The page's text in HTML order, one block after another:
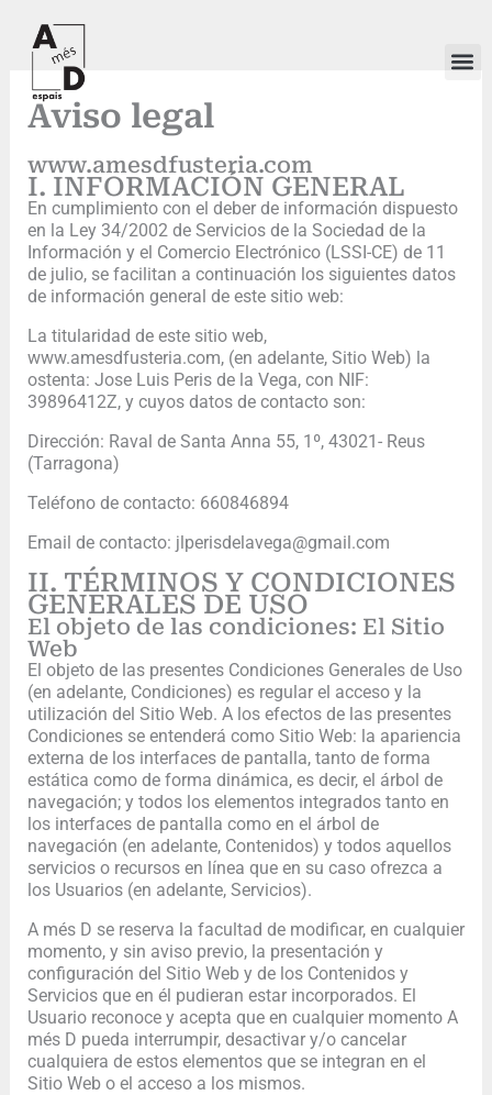
contenido
Aviso legal
www.amesdfusteria.com
I. INFORMACIÓN GENERAL
En cumplimiento con el deber de información dispuesto
en la Ley 34/2002 de Servicios de la Sociedad de la
Información y el Comercio Electrónico (LSSI-CE) de 11
de julio, se facilitan a continuación los siguientes datos
de información general de este sitio web:
La titularidad de este sitio web,
www.amesdfusteria.com, (en adelante, Sitio Web) la
ostenta: Jose Luis Peris de la Vega, con NIF:
39896412Z, y cuyos datos de contacto son:
Dirección: Raval de Santa Anna 55, 1º, 43021- Reus
(Tarragona)
Teléfono de contacto: 660846894
Email de contacto: jlperisdelavega@gmail.com
II. TÉRMINOS Y CONDICIONES
GENERALES DE USO
El objeto de las condiciones: El Sitio
Web
El objeto de las presentes Condiciones Generales de Uso
(en adelante, Condiciones) es regular el acceso y la
utilización del Sitio Web. A los efectos de las presentes
Condiciones se entenderá como Sitio Web: la apariencia
externa de los interfaces de pantalla, tanto de forma
estática como de forma dinámica, es decir, el árbol de
navegación; y todos los elementos integrados tanto en
los interfaces de pantalla como en el árbol de
navegación (en adelante, Contenidos) y todos aquellos
servicios o recursos en línea que en su caso ofrezca a
los Usuarios (en adelante, Servicios).
A més D se reserva la facultad de modificar, en cualquier
momento, y sin aviso previo, la presentación y
configuración del Sitio Web y de los Contenidos y
Servicios que en él pudieran estar incorporados. El
Usuario reconoce y acepta que en cualquier momento A
més D pueda interrumpir, desactivar y/o cancelar
cualquiera de estos elementos que se integran en el
Sitio Web o el acceso a los mismos.